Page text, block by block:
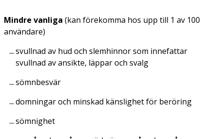
Mindre vanliga (kan förekomma hos upp till 1 av 100
användare)
svullnad av hud och slemhinnor som innefattar
svullnad av ansikte, läppar och svalg
sömnbesvär
domningar och minskad känslighet för beröring
sömnighet